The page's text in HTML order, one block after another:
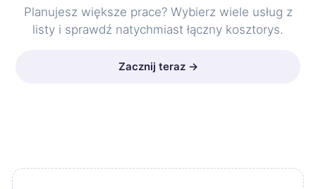
Planujesz większe prace? Wybierz wiele usług z
listy i sprawdź natychmiast łączny kosztorys.
Zacznij teraz →